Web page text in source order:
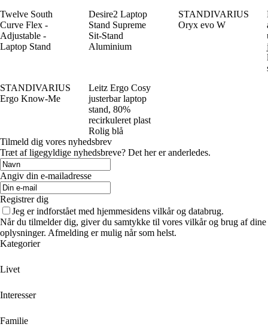
Twelve South
Curve Flex -
Adjustable -
Laptop Stand
Desire2 Laptop
Stand Supreme
Sit-Stand
Aluminium
STANDIVARIUS
Oryx evo W
STANDIVARIUS
Ergo Know-Me
Leitz Ergo Cosy
justerbar laptop
stand, 80%
recirkuleret plast
Rolig blå
Tilmeld dig vores nyhedsbrev
Træt af ligegyldige nyhedsbreve? Det her er anderledes.
Angiv din e-mailadresse
Registrer dig
Jeg er indforstået med hjemmesidens vilkår og databrug.
Når du tilmelder dig, giver du samtykke til vores vilkår og brug af dine
oplysninger. Afmelding er mulig når som helst.
Kategorier
Livet
Interesser
Familie